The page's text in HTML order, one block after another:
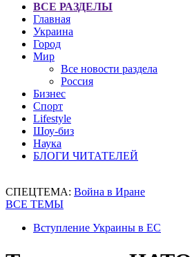
ВСЕ РАЗДЕЛЫ
Главная
Украина
Город
Мир
Все новости раздела
Россия
Бизнес
Спорт
Lifestyle
Шоу-биз
Наука
БЛОГИ ЧИТАТЕЛЕЙ
СПЕЦТЕМА: Война в Иране
ВСЕ ТЕМЫ
Вступление Украины в ЕС